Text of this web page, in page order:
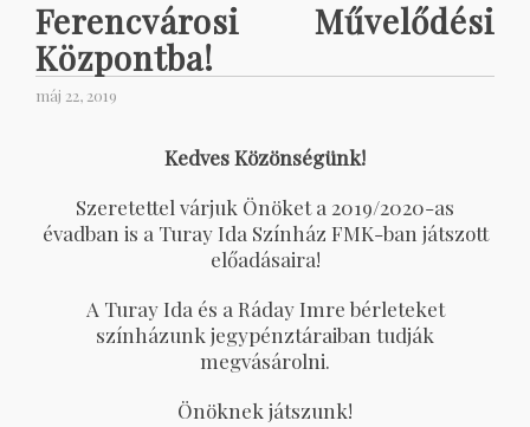
Ferencvárosi Művelődési
Központba!
máj 22, 2019
Kedves Közönségünk!
Szeretettel várjuk Önöket a 2019/2020-as
évadban is a Turay Ida Színház FMK-ban játszott
előadásaira!
A Turay Ida és a Ráday Imre bérleteket
színházunk jegypénztáraiban tudják
megvásárolni.
Önöknek játszunk!